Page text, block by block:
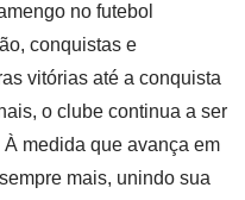
no futebol
conquistas e
vitórias até a conquista
o clube continua a ser
medida que avança em
mais, unindo sua